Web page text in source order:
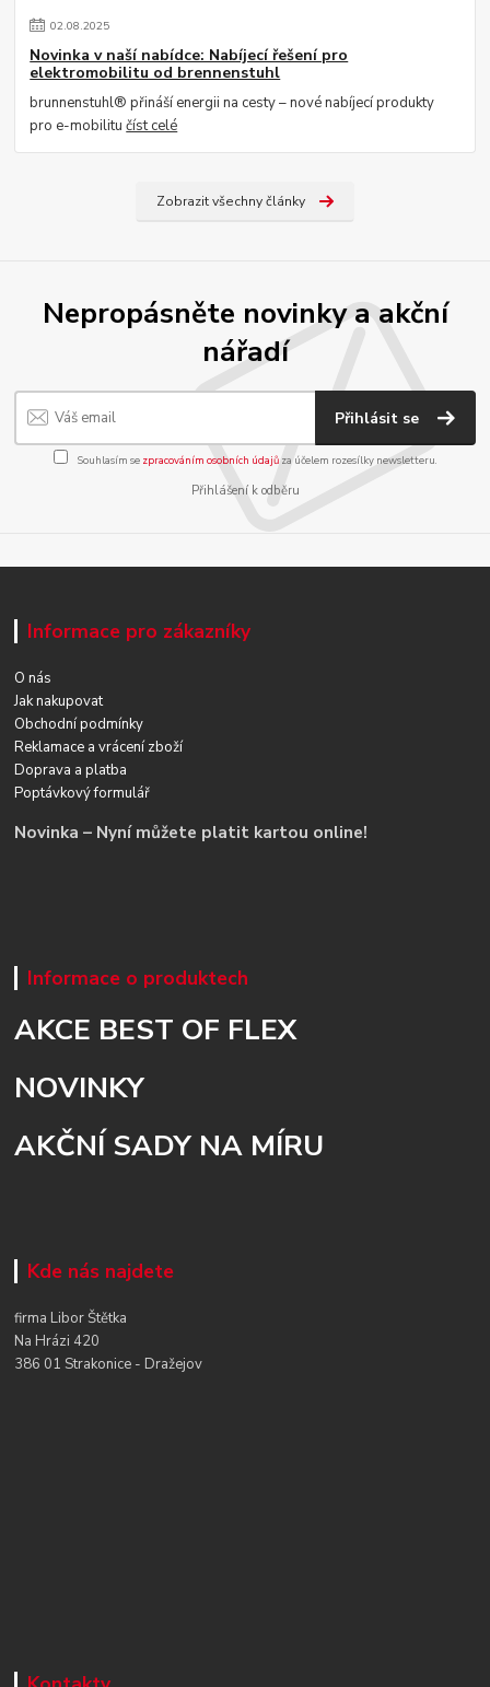
02.08.2025
Novinka v naší nabídce: Nabíjecí řešení pro
elektromobilitu od brennenstuhl
brunnenstuhl® přináší energii na cesty – nové nabíjecí produkty
pro e-mobilitučíst celé
Zobrazit všechny články
Nepropásněte novinky a akční
nářadí
Přihlásit se
Souhlasím se zpracováním osobních údajůza účelem rozesílky newsletteru.
Přihlášení k odběru
Informace pro zákazníky
O nás
Jak nakupovat
Obchodní podmínky
Reklamace a vrácení zboží
Doprava a platba
Poptávkový formulář
Novinka – Nyní můžete platit kartou online!
Informace o produktech
AKCE BEST OF FLEX
NOVINKY
AKČNÍ SADY NA MÍRU
Kde nás najdete
firma Libor Štětka
Na Hrázi 420
386 01 Strakonice - Dražejov